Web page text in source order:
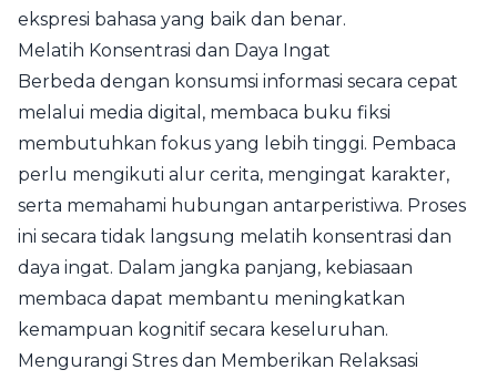
ekspresi bahasa yang baik dan benar.
Melatih Konsentrasi dan Daya Ingat
Berbeda dengan konsumsi informasi secara cepat
melalui media digital, membaca buku fiksi
membutuhkan fokus yang lebih tinggi. Pembaca
perlu mengikuti alur cerita, mengingat karakter,
serta memahami hubungan antarperistiwa. Proses
ini secara tidak langsung melatih konsentrasi dan
daya ingat. Dalam jangka panjang, kebiasaan
membaca dapat membantu meningkatkan
kemampuan kognitif secara keseluruhan.
Mengurangi Stres dan Memberikan Relaksasi